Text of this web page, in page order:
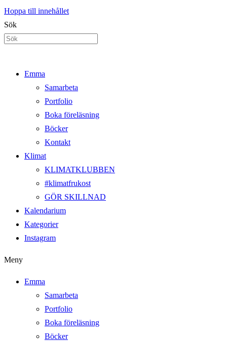
Hoppa till innehållet
Sök
Emma
Samarbeta
Portfolio
Boka föreläsning
Böcker
Kontakt
Klimat
KLIMATKLUBBEN
#klimatfrukost
GÖR SKILLNAD
Kalendarium
Kategorier
Instagram
Meny
Emma
Samarbeta
Portfolio
Boka föreläsning
Böcker